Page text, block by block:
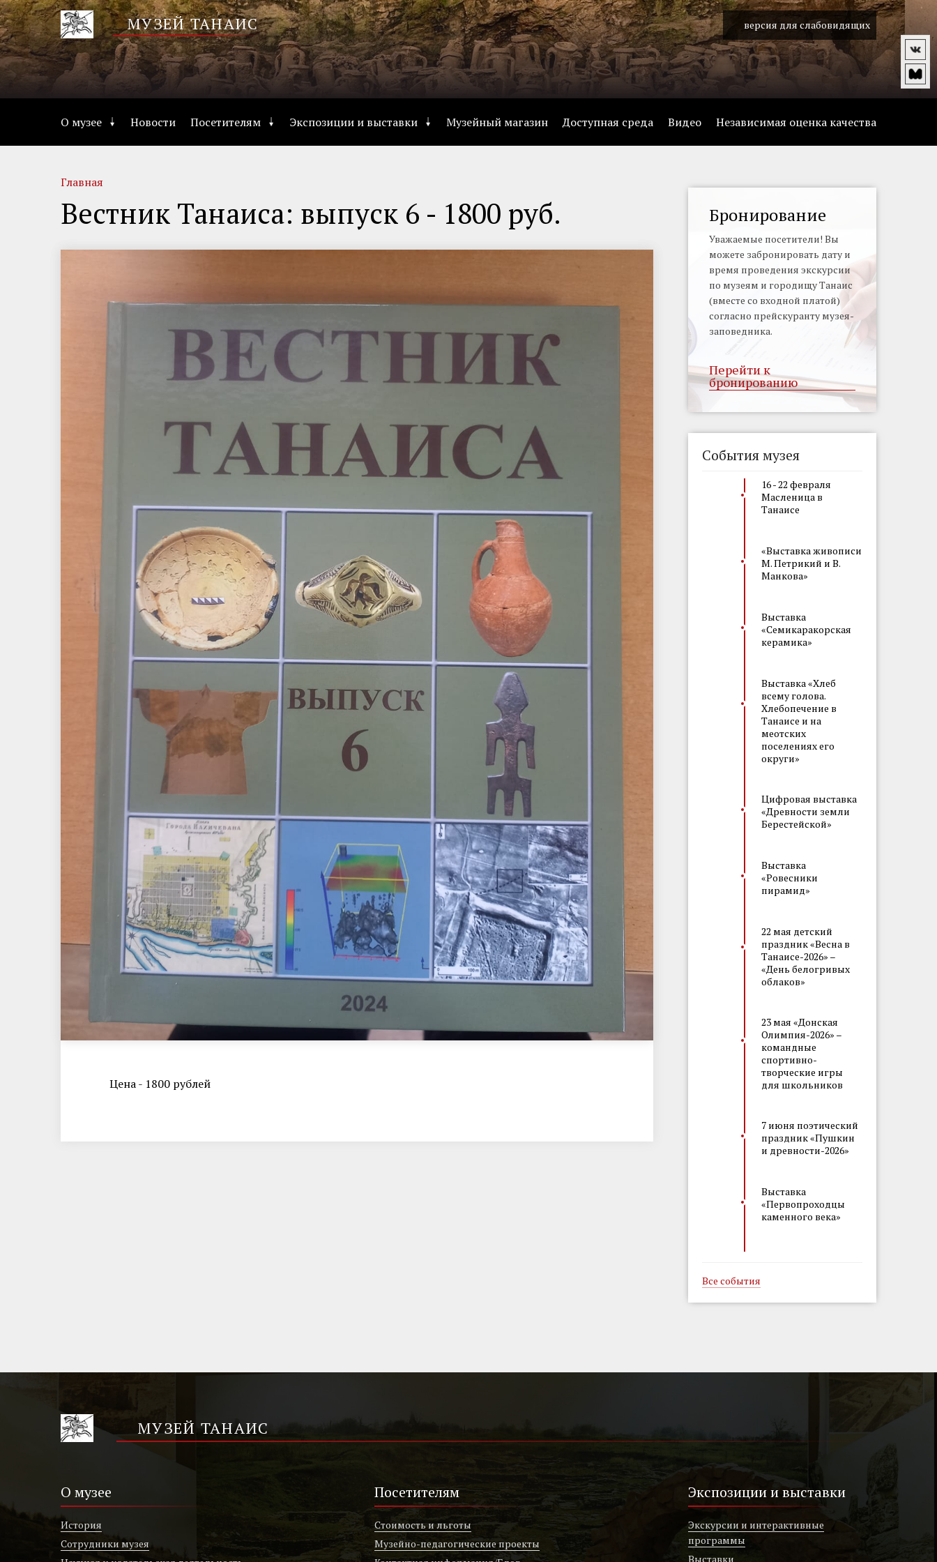
Перейти
к
основному
содержанию
МУЗЕЙ ТАНАИС версия для слабовидящих
навигация
О музее Новости Посетителям Экспозиции и выставки Музейный магазин Доступная среда Видео Независимая оценка качества
Строка
навигации
Главная
Вестник Танаиса: выпуск 6 - 1800 руб.
Цена - 1800 рублей
Бронирование
Уважаемые посетители! Вы
можете забронировать дату и
время проведения экскурсии
по музеям и городищу Танаис
(вместе со входной платой)
согласно прейскуранту музея-
заповедника.
Перейти к
бронированию
События музея
16 - 22 февраля
Масленица в
Танаисе
«Выставка живописи
М. Петрикий и В.
Манкова»
Выставка
«Семикаракорская
керамика»
Выставка «Хлеб
всему голова.
Хлебопечение в
Танаисе и на
меотских
поселениях его
округи»
Цифровая выставка
«Древности земли
Берестейской»
Выставка
«Ровесники
пирамид»
22 мая детский
праздник «Весна в
Танаисе-2026» –
«День белогривых
облаков»
23 мая «Донская
Олимпия-2026» –
командные
спортивно-
творческие игры
для школьников
7 июня поэтический
праздник «Пушкин
и древности-2026»
Выставка
«Первопроходцы
каменного века»
Все события
МУЗЕЙ ТАНАИС
О музее
История
Сотрудники музея
Посетителям
Стоимость и льготы
Музейно-педагогические проекты
Экспозиции и выставки
Экскурсии и интерактивные
программы
Выставки